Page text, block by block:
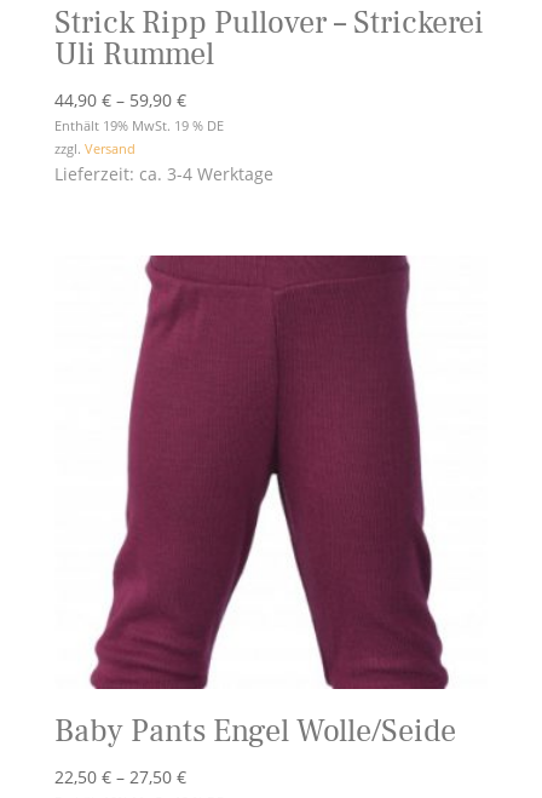
Strick Ripp Pullover – Strickerei
Uli Rummel
44,90 € – 59,90 €Preisspanne:
44,90 €
59,90 €
Enthält 19% MwSt. 19 % DE
zzgl. Versand
Lieferzeit: ca. 3-4 Werktage
Baby Pants Engel Wolle/Seide
22,50 € – 27,50 €Preisspanne: